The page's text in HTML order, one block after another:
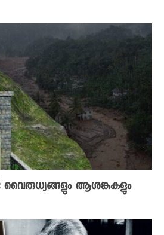
വൈരുധ്യങ്ങളും ആശങ്കകളും